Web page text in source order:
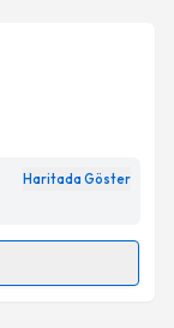
Haritada Göster